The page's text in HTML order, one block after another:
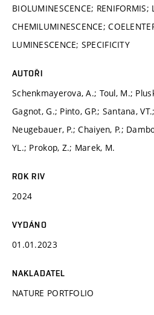
BIOLUMINESCENCE; RENIFORMIS;
CHEMILUMINESCENCE;
LUMINESCENCE; SPECIFICITY
AUTOŘI
Schenkmayerova, A.; Toul, M.;
Gagnot, G.; Pinto, GP.; Santana,
Neugebauer, P.; Chaiyen, P.;
YL.; Prokop, Z.; Marek, M.
ROK RIV
2024
VYDÁNO
01.01.2023
NAKLADATEL
NATURE PORTFOLIO